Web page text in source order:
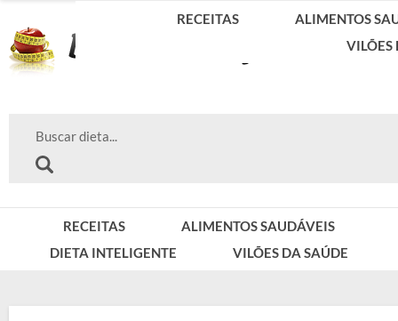
RECEITAS
ALIMENTOS SAUDÁVEIS
DIETA INTELIGENTE
VILÕES DA SAÚDE
RECEITAS
ALIMENTOS
VILÕES